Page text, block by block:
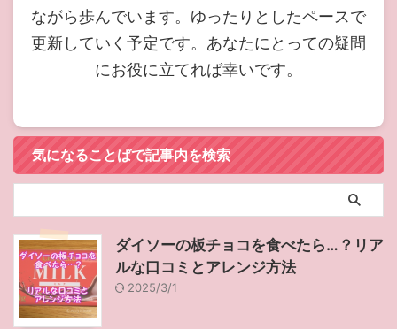
ながら歩んでいます。ゆったりとしたペースで
更新していく予定です。あなたにとっての疑問
にお役に立てれば幸いです。
気になることばで記事内を検索
ダイソーの板チョコを食べたら…？リア
ルな口コミとアレンジ方法
2025/3/1